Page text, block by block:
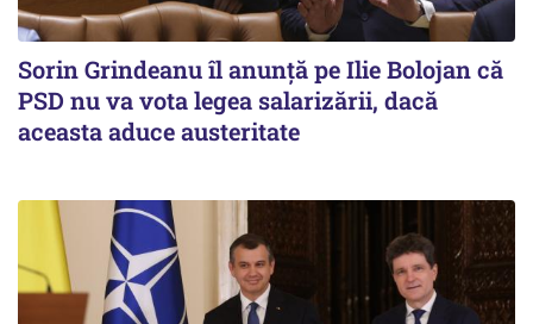
Sorin Grindeanu îl anunţă pe Ilie Bolojan că
PSD nu va vota legea salarizării, dacă
aceasta aduce austeritate